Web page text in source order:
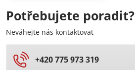
Potřebujete poradit?
Neváhejte nás kontaktovat
+420 775 973 319